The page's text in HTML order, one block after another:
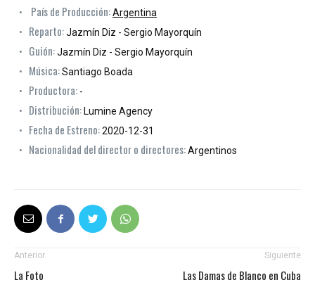
País de Producción:Argentina
Reparto:Jazmín Diz - Sergio Mayorquín
Guión:Jazmín Diz - Sergio Mayorquín
Música:Santiago Boada
Productora: -
Distribución: Lumine Agency
Fecha de Estreno:2020-12-31
Nacionalidad del director o directores:Argentinos
Anterior
La Foto
Siguiente
Las Damas de Blanco en Cuba